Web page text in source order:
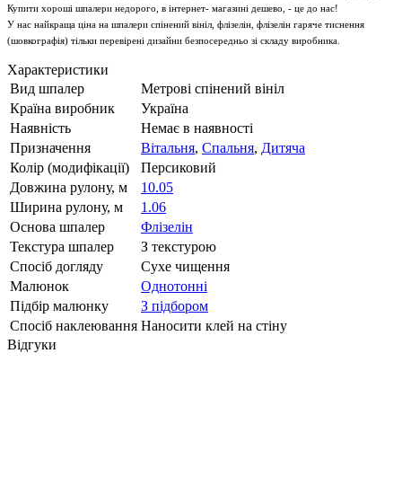
Купити хороші шпалери недорого, в інтернет- магазині дешево, - це до нас!
У нас найкраща ціна на шпалери спінений вініл, флізелін, флізелін гаряче тиснення
(шовкографія) тільки перевірені дизайни безпосередньо зі складу виробника.
Характеристики
Вид шпалер
Метрові спінений вініл
Країна виробник
Україна
Наявність
Немає в наявності
Призначення
Вітальня, Спальня, Дитяча
Колір (модифікації)
Персиковий
Довжина рулону, м
10.05
Ширина рулону, м
1.06
Основа шпалер
Флізелін
Текстура шпалер
З текстурою
Спосіб догляду
Сухе чищення
Малюнок
Однотонні
Підбір малюнку
З підбором
Спосіб наклеювання Наносити клей на стіну
Відгуки